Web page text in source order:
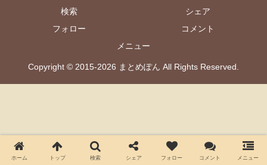
検索
シェア
フォロー
コメント
メニュー
Copyright © 2015-2026 まとめぽん All Rights Reserved.
ホーム トップ 検索 シェア フォロー コメント メニュー